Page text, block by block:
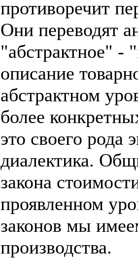
противоречит
Они переводят
"абстрактное" -
описание
абстрактном
более
это своего рода
диалектика.
закона
проявленном
законов мы
производства.